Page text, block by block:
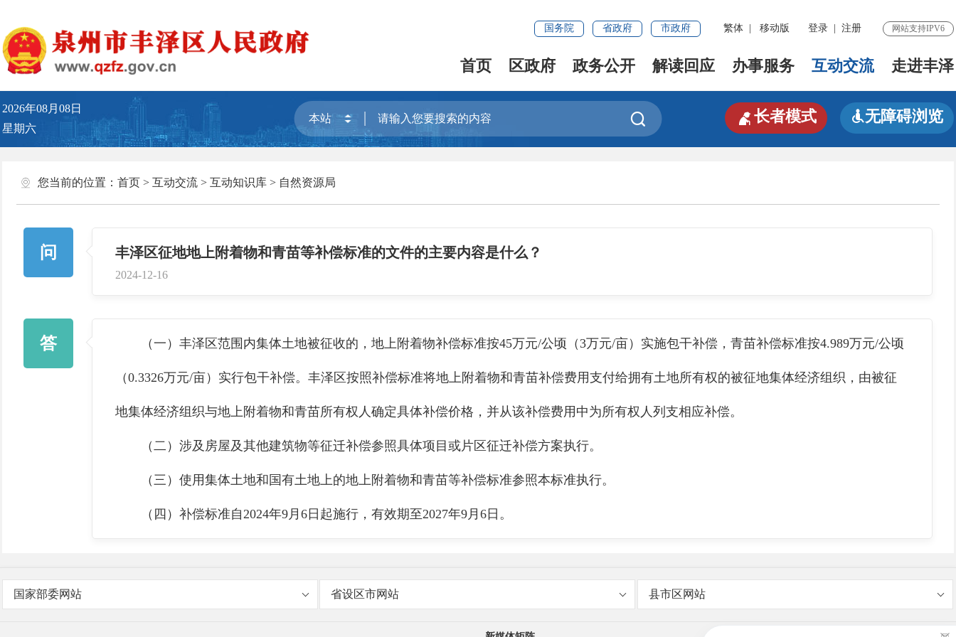
国务院 省政府 市政府 繁体 移动版 登录 注册 网站支持IPV6
首页 区政府 政务公开 解读回应 办事服务 互动交流 走进丰泽
2026年08月08日
星期六
 长者模式 无障碍浏览
您当前的位置： 首页> 互动交流> 互动知识库> 自然资源局
问 丰泽区征地地上附着物和青苗等补偿标准的文件的主要内容是什么？
2024-12-16
答 （一）丰泽区范围内集体土地被征收的，地上附着物补偿标准按45万元/公顷（3万元/亩）实施包干补偿，青苗补偿标准按4.989万元/公顷
（0.3326万元/亩）实行包干补偿。丰泽区按照补偿标准将地上附着物和青苗补偿费用支付给拥有土地所有权的被征地集体经济组织，由被征
地集体经济组织与地上附着物和青苗所有权人确定具体补偿价格，并从该补偿费用中为所有权人列支相应补偿。
（二）涉及房屋及其他建筑物等征迁补偿参照具体项目或片区征迁补偿方案执行。
（三）使用集体土地和国有土地上的地上附着物和青苗等补偿标准参照本标准执行。
（四）补偿标准自2024年9月6日起施行，有效期至2027年9月6日。
国家部委网站 省设区市网站 县市区网站